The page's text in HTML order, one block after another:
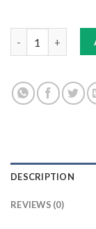
Tapis 8D Plus
DESCRIPTION
REVIEWS (0)